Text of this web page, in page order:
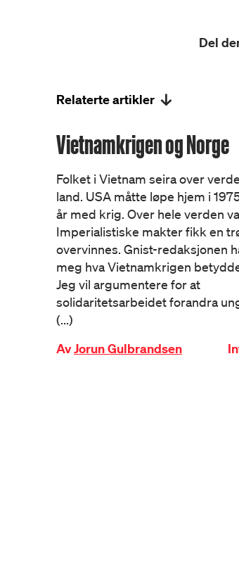
Del
Relaterte artikler
Vietnamkrigen og Norge
Folket i Vietnam seira over
land. USA måtte løpe hjem i
år med krig. Over hele verden
Imperialistiske makter fikk en
overvinnes. Gnist-redaksjonen
meg hva Vietnamkrigen
Jeg vil argumentere for at
solidaritetsarbeidet forandra
(...)
AvJorun Gulbrandsen